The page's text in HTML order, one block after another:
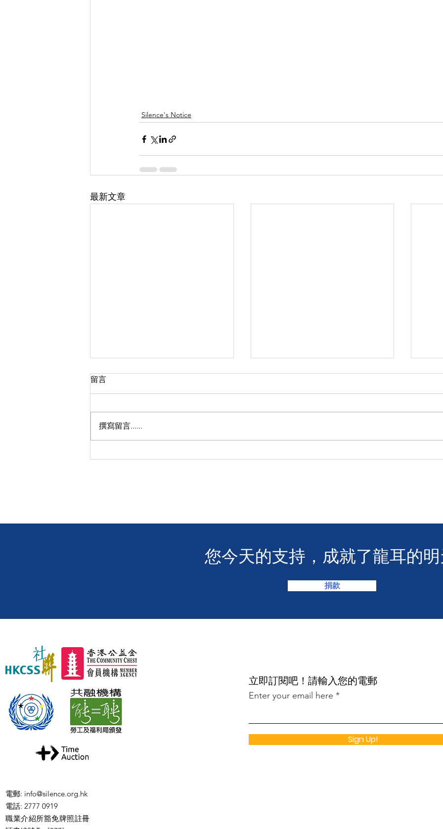
Silence's Notice
最新文章
【聾人視野理想社區攝影比
留言
撰寫留言......
您今天的支持，成就了龍耳的
捐款
電郵: info@silence.org.hk
電話: 2777 0919
職業介紹所豁免牌照註冊
​立即訂閱吧！請輸入您的電郵
Enter your email here
Sign Up!